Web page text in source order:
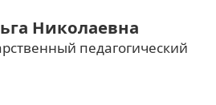
Николаевна
педагогический